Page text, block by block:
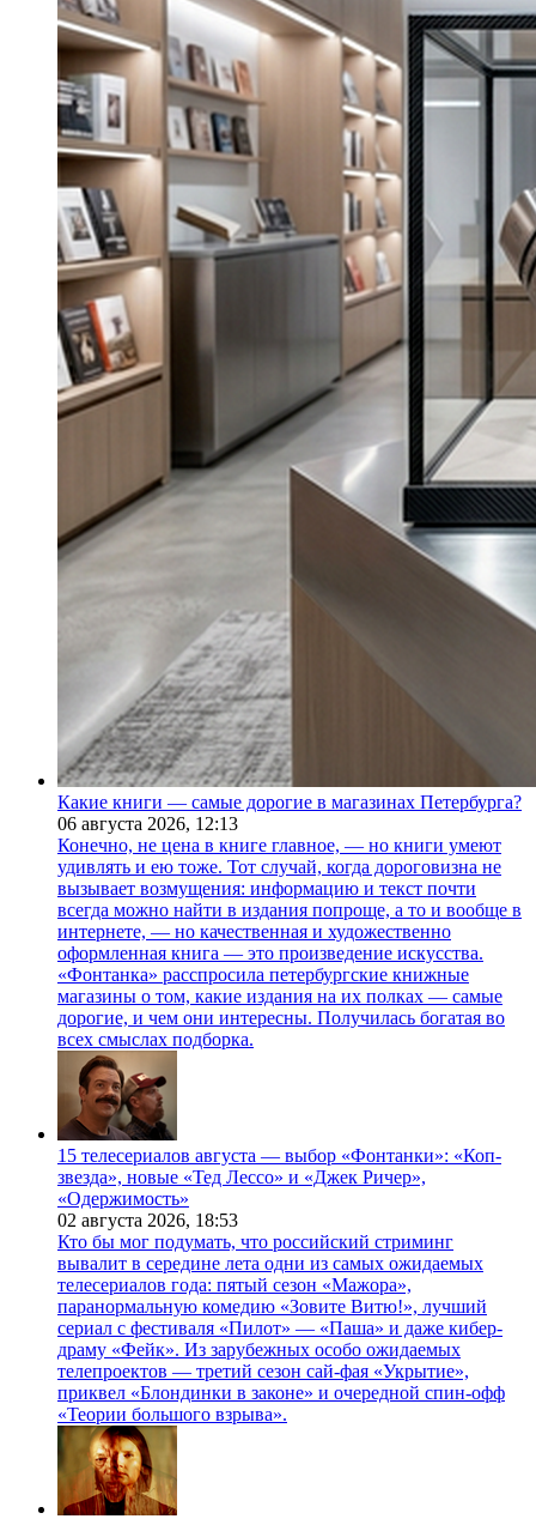
Какие книги — самые дорогие в магазинах Петербурга?
06 августа 2026, 12:13
Конечно, не цена в книге главное, — но книги умеют
удивлять и ею тоже. Тот случай, когда дороговизна не
вызывает возмущения: информацию и текст почти
всегда можно найти в издания попроще, а то и вообще в
интернете, — но качественная и художественно
оформленная книга — это произведение искусства.
«Фонтанка» расспросила петербургские книжные
магазины о том, какие издания на их полках — самые
дорогие, и чем они интересны. Получилась богатая во
всех смыслах подборка.
15 телесериалов августа — выбор «Фонтанки»: «Коп-
звезда», новые «Тед Лессо» и «Джек Ричер»,
«Одержимость»
02 августа 2026, 18:53
Кто бы мог подумать, что российский стриминг
вывалит в середине лета одни из самых ожидаемых
телесериалов года: пятый сезон «Мажора»,
паранормальную комедию «Зовите Витю!», лучший
сериал с фестиваля «Пилот» — «Паша» и даже кибер-
драму «Фейк». Из зарубежных особо ожидаемых
телепроектов — третий сезон сай-фая «Укрытие»,
приквел «Блондинки в законе» и очередной спин-офф
«Теории большого взрыва».